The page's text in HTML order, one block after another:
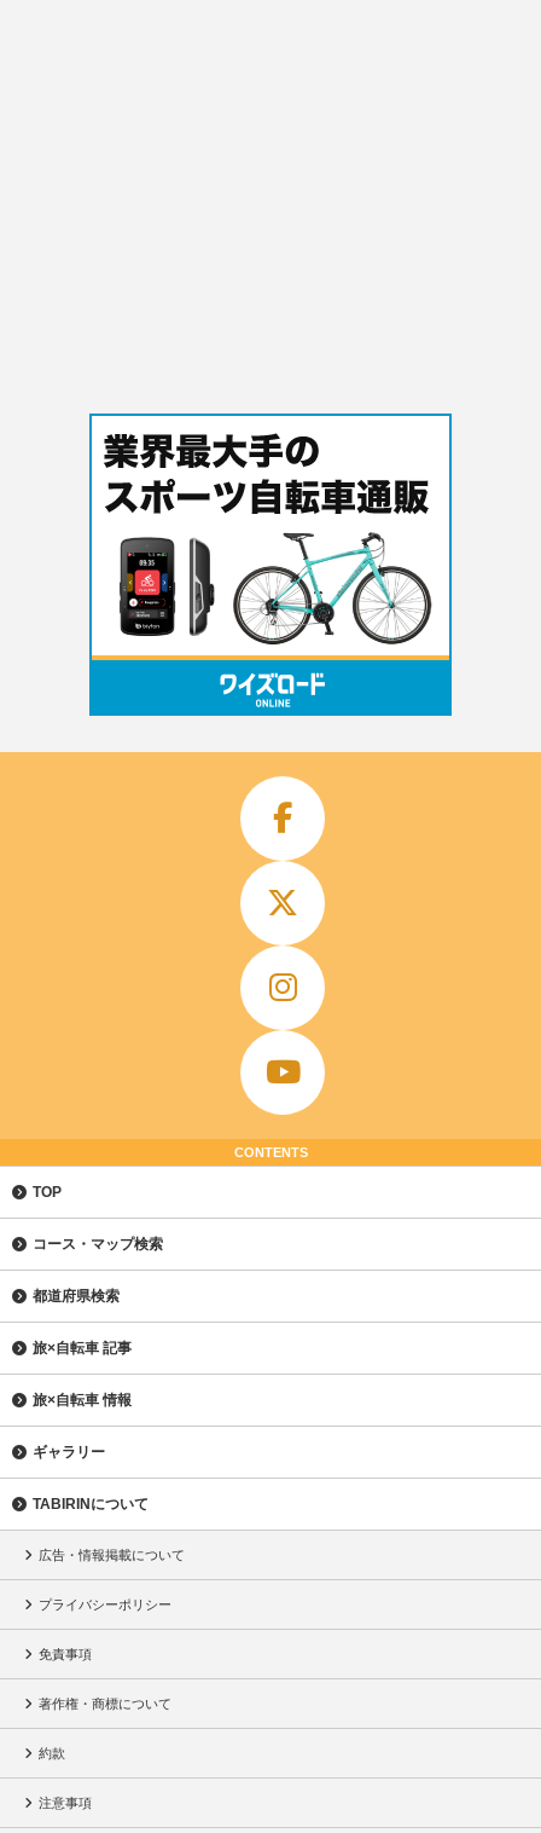
CONTENTS
TOP
コース・マップ検索
都道府県検索
旅×自転車 記事
旅×自転車 情報
ギャラリー
TABIRINについて
広告・情報掲載について
プライバシーポリシー
免責事項
著作権・商標について
約款
注意事項